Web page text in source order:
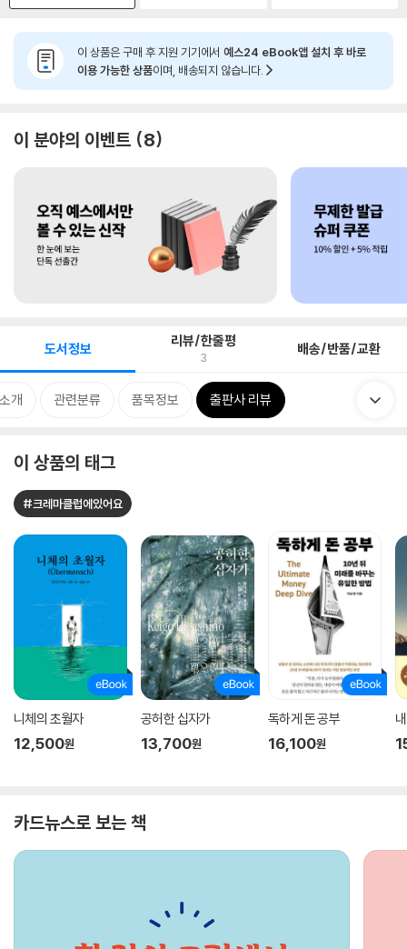
이 상품은 구매 후 지원 기기에서 예스24 eBook앱 설치 후 바로
이용 가능한 상품이며, 배송되지 않습니다.
이 분야의 이벤트 8
도서정보 리뷰/한줄평
3 배송/반품/교환
개 관련분류 품목정보 출판사 리뷰
이 상품의 태그
#크레마클럽에있어요
니체의 초월자
12,500원
공허한 십자가
13,700원
독하게 돈 공부
16,100원
카드뉴스로 보는 책